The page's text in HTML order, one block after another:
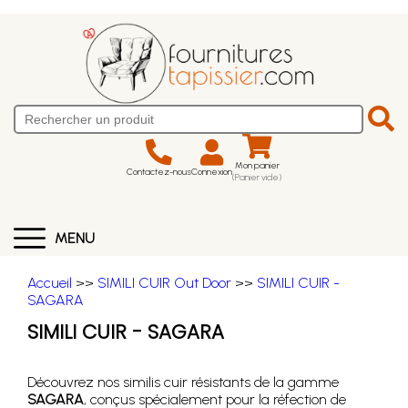
Contactez-nousConnexion Mon panier
(Panier vide)
MENU
Accueil >> SIMILI CUIR Out Door >> SIMILI CUIR -
SAGARA
SIMILI CUIR - SAGARA
Découvrez nos similis cuir résistants de la gamme
SAGARA, conçus spécialement pour la réfection de